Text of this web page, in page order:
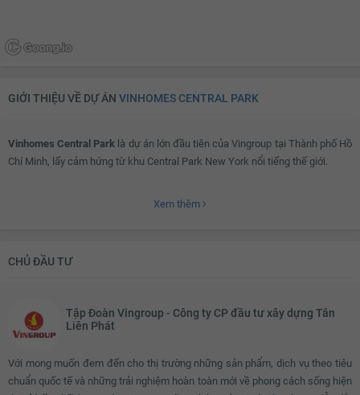
GIỚI THIỆU VỀ DỰ ÁN VINHOMES CENTRAL PARK
Vinhomes Central Park là dự án lớn đầu tiên của Vingroup tại Thành phố Hồ
Chí Minh, lấy cảm hứng từ khu Central Park New York nổi tiếng thế giới.
với thiên nhiên cùng tiêu chuẩn quốc tế, xứng tầm khu đô thị hiện đại và
đẳng cấp bậc nhất Việt Nam.
Tọa lạc tại vị trí vàng Tân Cảng - trung tâm thành phố, cư đân chỉ mất 10
Xem thêm
CHỦ ĐẦU TƯ
Tập Đoàn Vingroup - Công ty CP đầu tư xây dựng Tân
Liên Phát
Với mong muốn đem đến cho thị trường những sản phẩm, dịch vụ theo tiêu
chuẩn quốc tế và những trải nghiệm hoàn toàn mới về phong cách sống hiện